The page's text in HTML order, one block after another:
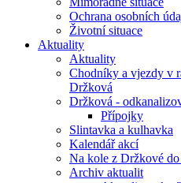
Ochrana osobních
Životní situace
Aktuality
Aktuality
Chodníky a vjezdy v
Držková
Držková -
Přípojky
Slintavka a kulhavka
Kalendář akcí
Na kole z Držkové
Archiv aktualit